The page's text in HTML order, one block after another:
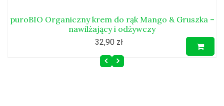
puroBIO Organiczny krem do rąk Mango & Gruszka –
nawilżający i odżywczy
32,90 zł